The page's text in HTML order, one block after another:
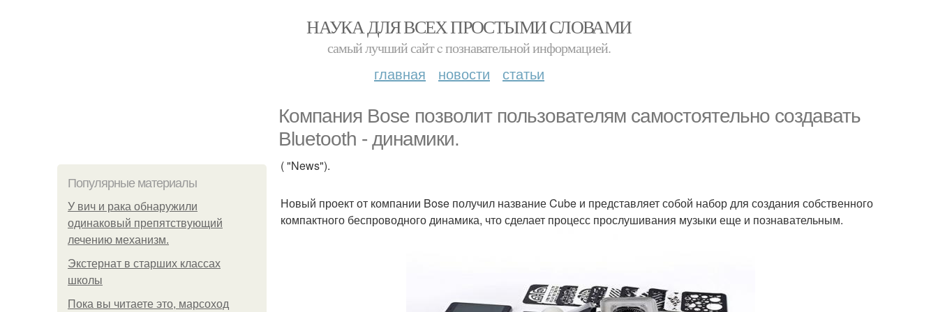
НАУКА ДЛЯ ВСЕХ ПРОСТЫМИ СЛОВАМИ
самый лучший сайт c познавательной информацией.
главная новости статьи
Компания Bose позволит пользователям самостоятельно создавать
Bluetooth - динамики.
Популярные материалы
У вич и рака обнаружили
одинаковый препятствующий
лечению механизм.
Экстернат в старших классах
школы
Пока вы читаете это, марсоход
( "News").
Новый проект от компании Bose получил название Cube и представляет собой набор для создания собственного
компактного беспроводного динамика, что сделает процесс прослушивания музыки еще и познавательным.